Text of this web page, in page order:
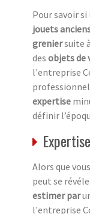
Pour savoir si
jouets
greniersuite
des objets de
l'entreprise
expertise
définir
Alors que
peut se
estimer par
l'entreprise